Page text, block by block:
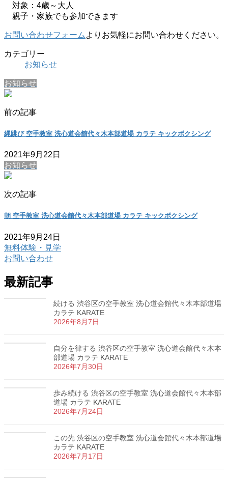
対象：4歳～大人
親子・家族でも参加できます
お問い合わせフォーム よりお気軽にお問い合わせください。
カテゴリー
お知らせ
お知らせ
前の記事
縄跳び 空手教室 洗心道会館代々木本部道場 カラテ キックボクシング
2021年9月22日
お知らせ
次の記事
朝 空手教室 洗心道会館代々木本部道場 カラテ キックボクシング
2021年9月24日
無料体験・見学
お問い合わせ
最新記事
続ける 渋谷区の空手教室 洗心道会館代々木本部道場
カラテ KARATE
2026年8月7日
自分を律する 渋谷区の空手教室 洗心道会館代々木本
部道場 カラテ KARATE
2026年7月30日
歩み続ける 渋谷区の空手教室 洗心道会館代々木本部
道場 カラテ KARATE
2026年7月24日
この先 渋谷区の空手教室 洗心道会館代々木本部道場
カラテ KARATE
2026年7月17日